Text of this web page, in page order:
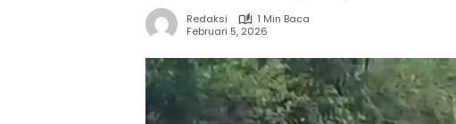
Redaksi
1 Min Baca
Februari 5, 2026